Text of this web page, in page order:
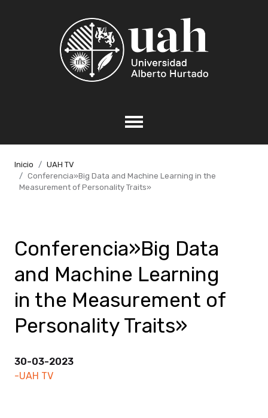
Inicio
UAH TV
Conferencia»Big Data and Machine Learning in the
Measurement of Personality Traits»
Conferencia»Big Data
and Machine Learning
in the Measurement of
Personality Traits»
30-03-2023
-UAH TV